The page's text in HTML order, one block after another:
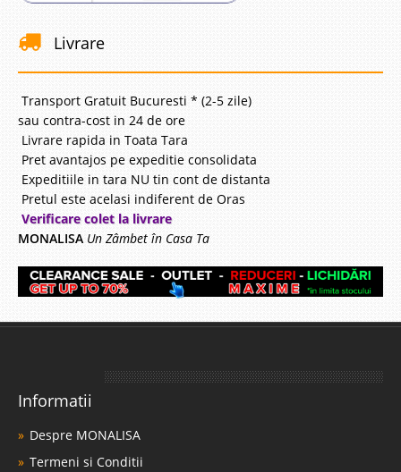
Livrare
Transport Gratuit Bucuresti * (2-5 zile)
sau contra-cost in 24 de ore
Livrare rapida in Toata Tara
Pret avantajos pe expeditie consolidata
Expeditiile in tara NU tin cont de distanta
Pretul este acelasi indiferent de Oras
Verificare colet la livrare
MONALISA Un Zâmbet în Casa Ta
Informatii
Despre MONALISA
Termeni si Conditii